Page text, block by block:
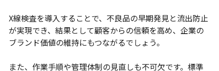
X線検査を導入することで、不良品の早期発見と流出防止
が実現でき、結果として顧客からの信頼を高め、企業の
ブランド価値の維持にもつながるでしょう。
また、作業手順や管理体制の見直しも不可欠です。標準